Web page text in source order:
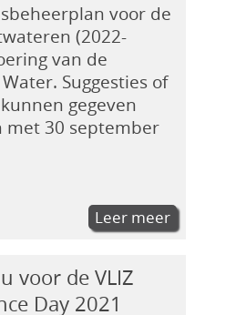
voor de
(2022-
van de
Suggesties of
gegeven
met 30 september
Leer meer
voor de VLIZ
Day 2021